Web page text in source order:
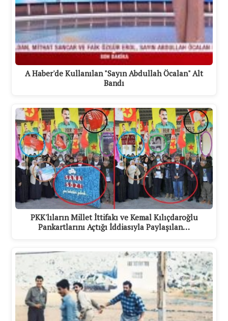
A Haber'de Kullanılan "Sayın Abdullah Öcalan" Alt
Bandı
PKK'lıların Millet İttifakı ve Kemal Kılıçdaroğlu
Pankartlarını Açtığı İddiasıyla Paylaşılan…